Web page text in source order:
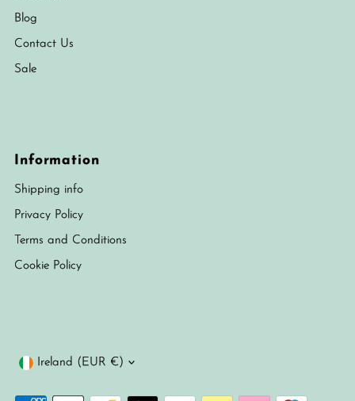
Blog
Contact Us
Sale
Information
Shipping info
Privacy Policy
Terms and Conditions
Cookie Policy
Currency
Ireland (EUR €)